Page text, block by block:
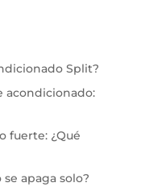
Split?
acondicionado:
fuerte: ¿Qué
apaga solo?